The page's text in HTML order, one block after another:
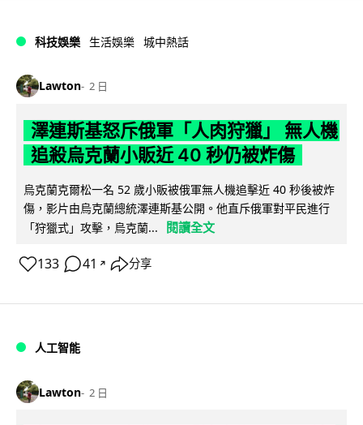
科技娛樂 生活娛樂 城中熱話
Lawton 2 日
澤連斯基怒斥俄軍「人肉狩獵」 無人機
追殺烏克蘭小販近 40 秒仍被炸傷
烏克蘭克爾松一名 52 歲小販被俄軍無人機追擊近 40 秒後被炸
傷，影片由烏克蘭總統澤連斯基公開。他直斥俄軍對平民進行
「狩獵式」攻擊，烏克蘭...
閱讀全文
133 41 ↗ 分享
人工智能
Lawton 2 日